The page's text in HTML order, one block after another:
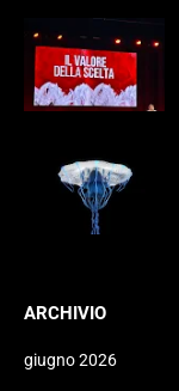
ARCHIVIO
giugno 2026